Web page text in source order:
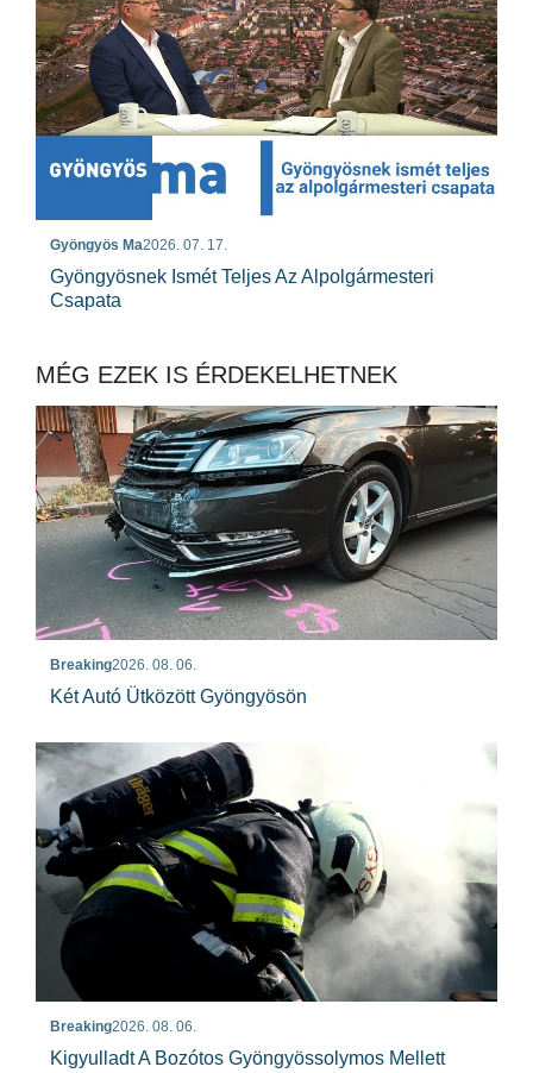
Gyöngyös Ma2026. 07. 17.
Gyöngyösnek Ismét Teljes Az Alpolgármesteri
Csapata
MÉG EZEK IS ÉRDEKELHETNEK
Breaking2026. 08. 06.
Két Autó Ütközött Gyöngyösön
Breaking2026. 08. 06.
Kigyulladt A Bozótos Gyöngyössolymos Mellett